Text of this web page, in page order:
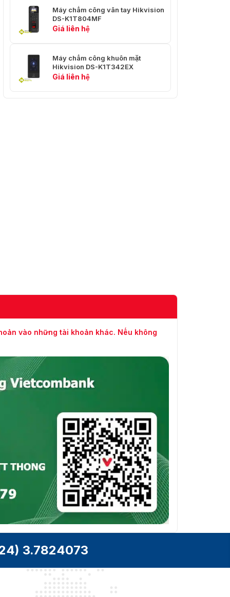
Máy chấm công vân tay Hikvision
DS-K1T804MF
Giá liên hệ
Máy chấm công khuôn mặt
Hikvision DS-K1T342EX
Giá liên hệ
vào những tài khoản khác. Nếu không
3.7824073